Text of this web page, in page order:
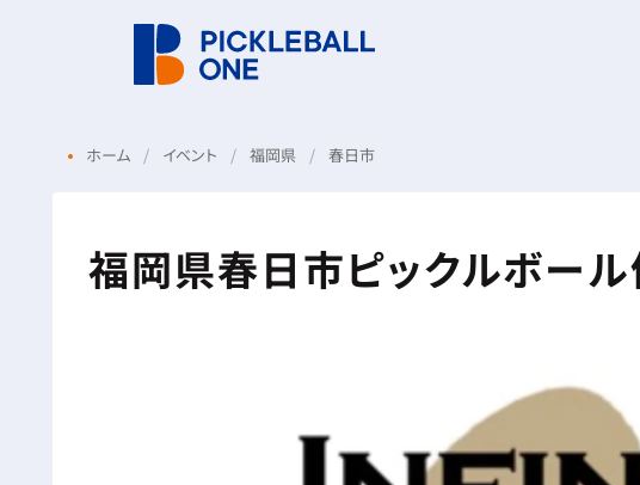
ホーム イベント 福岡県 春日市
福岡県春日市ピックルボー